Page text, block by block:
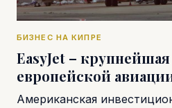
БИЗНЕС НА КИПРЕ
EasyJet –
европейской
Американская